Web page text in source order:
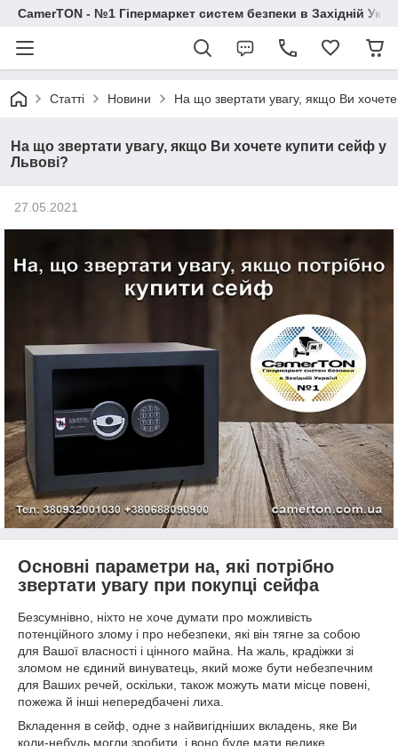
CamerTON - №1 Гіпермаркет систем безпеки в Західній
Статті Новини На що звертати увагу, якщо Ви
На що звертати увагу, якщо Ви хочете купити сейф у
Львові?
27.05.2021
Основні параметри на, які потрібно
звертати увагу при покупці сейфа
Безсумнівно, ніхто не хоче думати про можливість
потенційного злому і про небезпеки, які він тягне за собою
для Вашої власності і цінного майна. На жаль, крадіжки зі
зломом не єдиний винуватець, який може бути небезпечним
для Ваших речей, оскільки, також можуть мати місце повені,
пожежа й інші непередбачені лиха.
Вкладення в сейф, одне з найвигідніших вкладень, яке Ви
коли-небудь могли зробити, і воно буде мати велике